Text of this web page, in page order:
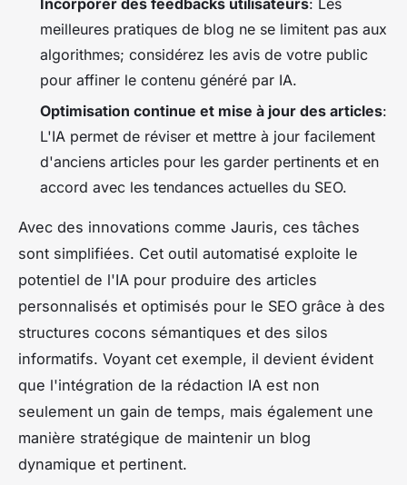
meilleures pratiques de blog ne se limitent pas aux
algorithmes; considérez les avis de votre public
pour affiner le contenu généré par IA.
Optimisation continue et mise à jour des articles:
L'IA permet de réviser et mettre à jour facilement
d'anciens articles pour les garder pertinents et en
accord avec les tendances actuelles du SEO.
Avec des innovations comme Jauris, ces tâches
sont simplifiées. Cet outil automatisé exploite le
potentiel de l'IA pour produire des articles
personnalisés et optimisés pour le SEO grâce à des
structures cocons sémantiques et des silos
informatifs. Voyant cet exemple, il devient évident
que l'intégration de la rédaction IA est non
seulement un gain de temps, mais également une
manière stratégique de maintenir un blog
dynamique et pertinent.